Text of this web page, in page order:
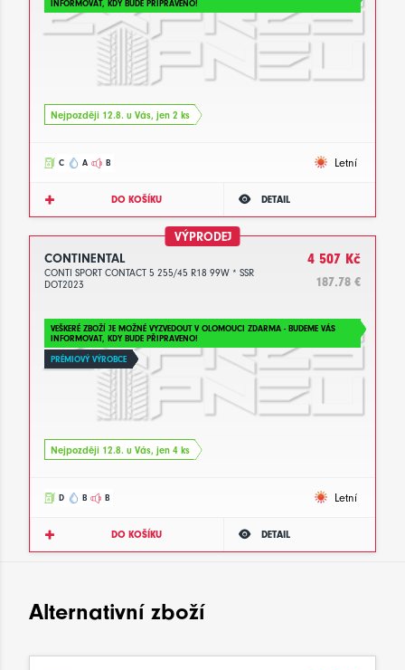
INFORMOVAT, KDY BUDE PŘIPRAVENO!
Nejpozději 12.8. u Vás, jen 2 ks
C A B Letní
DO KOŠÍKU DETAIL
VÝPRODEJ
CONTINENTAL
CONTI SPORT CONTACT 5 255/45 R18 99W * SSR
DOT2023
4 507 Kč
187.78 €
VEŠKERÉ ZBOŽÍ JE MOŽNÉ VYZVEDOUT V OLOMOUCI ZDARMA - BUDEME VÁS
INFORMOVAT, KDY BUDE PŘIPRAVENO!
PRÉMIOVÝ VÝROBCE
Nejpozději 12.8. u Vás, jen 4 ks
D B B Letní
DO KOŠÍKU DETAIL
Alternativní zboží